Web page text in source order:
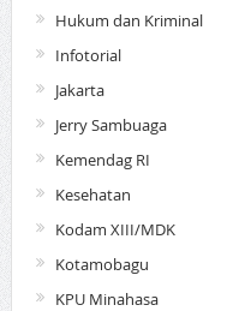
Hukum dan Kriminal
Infotorial
Jakarta
Jerry Sambuaga
Kemendag RI
Kesehatan
Kodam XIII/MDK
Kotamobagu
KPU Minahasa